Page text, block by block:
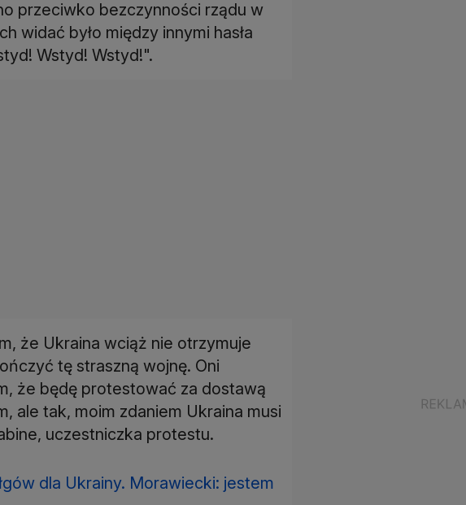
przeciwko bezczynności rządu w
widać było między innymi hasła
Wstyd! Wstyd!".
że Ukraina wciąż nie otrzymuje
tę straszną wojnę. Oni
że będę protestować za dostawą
ale tak, moim zdaniem Ukraina musi
uczestniczka protestu.
dla Ukrainy. Morawiecki: jestem